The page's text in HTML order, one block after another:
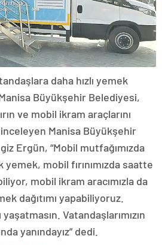
daha hızlı yemek
Büyükşehir Belediyesi,
ve mobil ikram araçlarını
inceleyen Manisa Büyükşehir
Ergün, “Mobil mutfağımızda
mobil fırınımızda saatte
mobil ikram aracımızla da
dağıtımı yapabiliyoruz.
Vatandaşlarımızın
yanındayız” dedi.